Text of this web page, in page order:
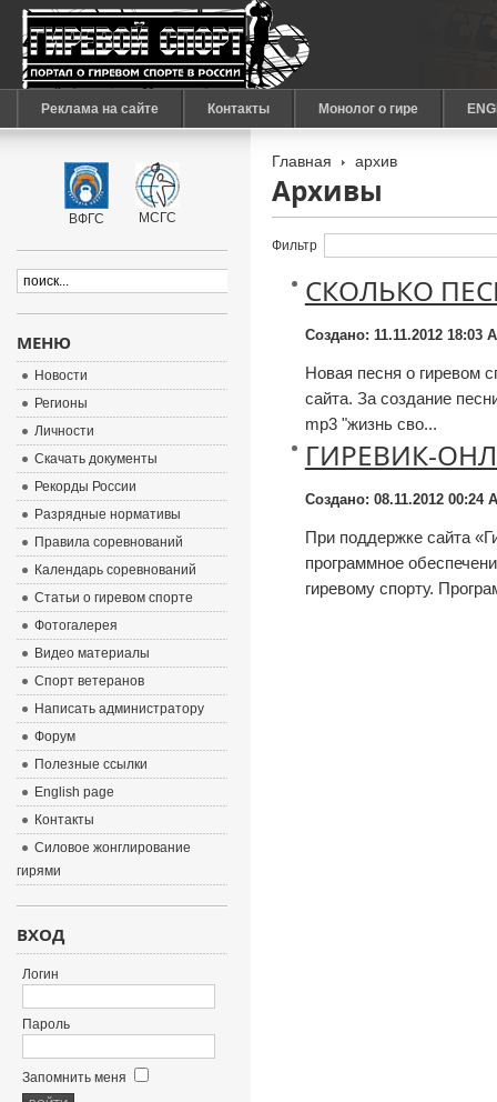
Реклама на сайте Контакты Монолог о гире
Главная архив
Архивы
Фильтр
СКОЛЬКО
Создано: 11.11.2012 18:03
Новая песня о гиревом
сайта. За создание
mp3 "жизнь сво...
ГИРЕВИК-
Создано: 08.11.2012 00:24
При поддержке сайта
программное
гиревому спорту.
ВФГС МСГС
МЕНЮ
Новости
Регионы
Личности
Скачать документы
Рекорды России
Разрядные нормативы
Правила соревнований
Календарь соревнований
Статьи о гиревом спорте
Фотогалерея
Видео материалы
Спорт ветеранов
Написать администратору
Форум
Полезные ссылки
English page
Контакты
Силовое жонглирование
гирями
ВХОД
Логин
Пароль
Запомнить меня